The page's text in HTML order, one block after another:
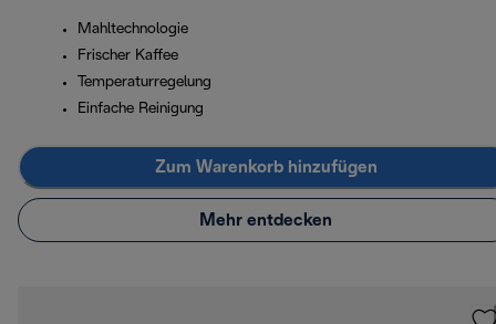
Mahltechnologie
Frischer Kaffee
Temperaturregelung
Einfache Reinigung
Zum Warenkorb hinzufügen
Mehr entdecken